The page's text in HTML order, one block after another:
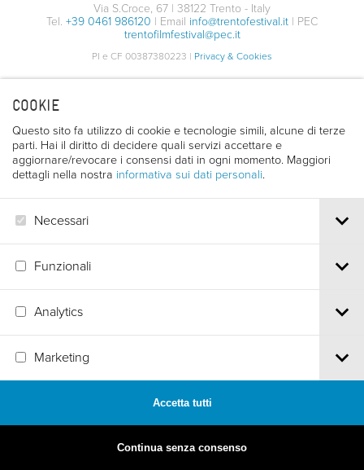
COOKIE
Questo sito fa utilizzo di cookie e tecnologie simili, alcune di terze
parti. Hai il diritto di decidere quali servizi accettare e
aggiornare/revocare i consensi dati in ogni momento. Maggiori
dettagli nella nostra informativa sui dati personali.
Necessari
Funzionali
Analytics
Marketing
Accetta tutti
Continua senza consenso
Via S.Croce, 67 | 38122 Trento - Italy
Tel. +39 0461 986120 | Email info@trentofestival.it | PEC
trentofilmfestival@pec.it
PI e CF 00387380223 | Privacy & Cookies
MADE BY ARTICA